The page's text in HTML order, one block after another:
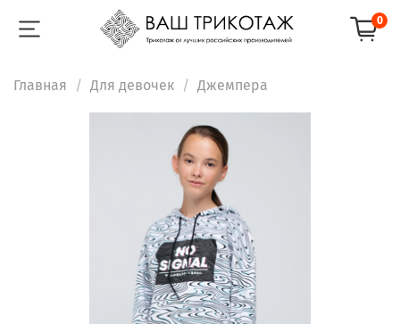
0
Главная Для девочек Джемпера